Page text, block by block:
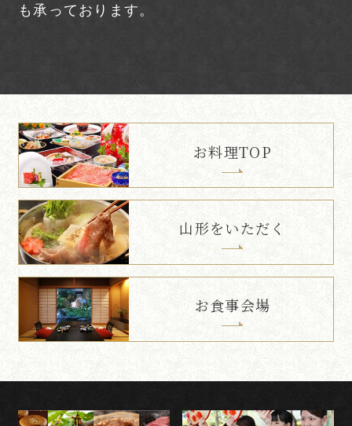
も承っております。
お料理TOP
山形をいただく
お食事会場